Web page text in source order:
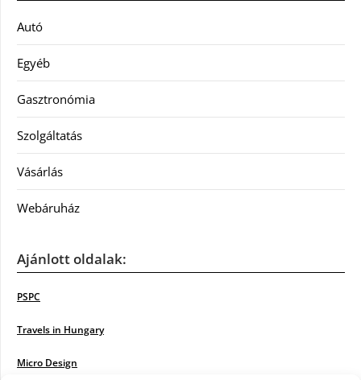
Autó
Egyéb
Gasztronómia
Szolgáltatás
Vásárlás
Webáruház
Ajánlott oldalak:
PSPC
Travels in Hungary
Micro Design